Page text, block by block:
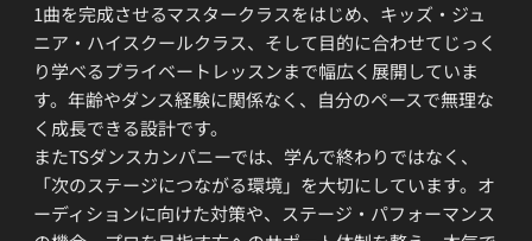
1曲を完成させるマスタークラスをはじめ、キッズ・ジュ
ニア・ハイスクールクラス、そして目的に合わせてじっく
り学べるプライベートレッスンまで幅広く展開していま
す。年齢やダンス経験に関係なく、自分のペースで無理な
く成長できる設計です。
またTSダンスカンパニーでは、学んで終わりではなく、
「次のステージにつながる環境」を大切にしています。オ
ーディションに向けた対策や、ステージ・パフォーマンス